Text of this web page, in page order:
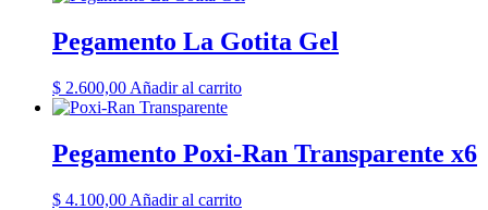
Pegamento La Gotita Gel
$ 2.600,00 Añadir al carrito
Pegamento Poxi-Ran Transparente x6
$ 4.100,00 Añadir al carrito